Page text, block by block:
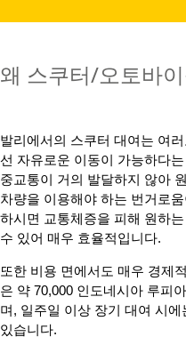
왜 스쿠터/오토바
발리에서의 스쿠터 대여는 여
선 자유로운 이동이 가능하다
중교통이 거의 발달하지 않아
차량을 이용해야 하는 번거로
하시면 교통체증을 피해 원하
수 있어 매우 효율적입니다.
또한 비용 면에서도 매우 경제
은 약 70,000 인도네시아 루피
며, 일주일 이상 장기 대여 시
있습니다.